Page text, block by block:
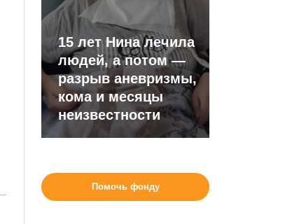
15 лет Нина лечила
людей, а потом —
разрыв аневризмы,
кома и месяцы
неизвестности
Помочь фонду